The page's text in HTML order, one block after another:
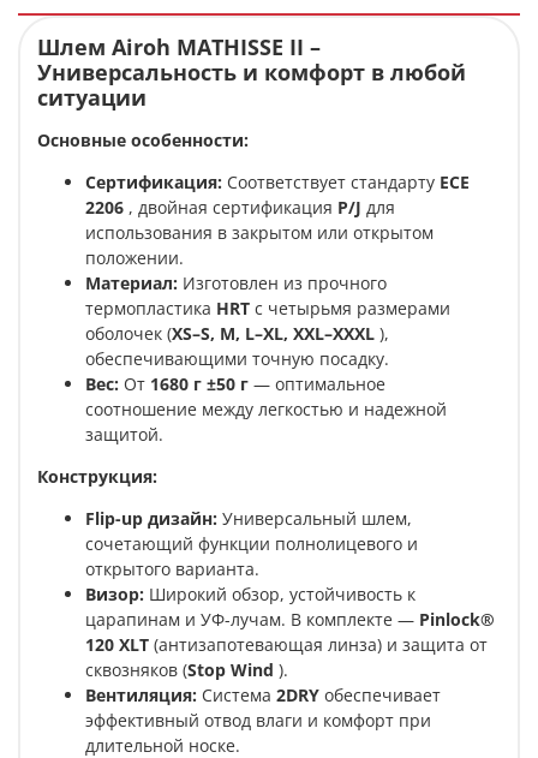
Шлем Airoh MATHISSE II –
Универсальность и комфорт в любой
ситуации
Основные особенности:
Сертификация: Соответствует стандарту ECE
2206 , двойная сертификация P/J для
использования в закрытом или открытом
положении.
Материал: Изготовлен из прочного
термопластика HRT с четырьмя размерами
оболочек (XS–S, M, L–XL, XXL–XXXL ),
обеспечивающими точную посадку.
Вес: От 1680 г ±50 г — оптимальное
соотношение между легкостью и надежной
защитой.
Конструкция:
Flip-up дизайн: Универсальный шлем,
сочетающий функции полнолицевого и
открытого варианта.
Визор: Широкий обзор, устойчивость к
царапинам и УФ-лучам. В комплекте — Pinlock®
120 XLT (антизапотевающая линза) и защита от
сквозняков (Stop Wind ).
Вентиляция: Система 2DRY обеспечивает
эффективный отвод влаги и комфорт при
длительной носке.